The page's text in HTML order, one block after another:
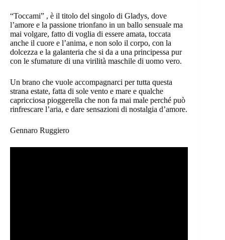
“Toccami” , è il titolo del singolo di Gladys, dove
l’amore e la passione trionfano in un ballo sensuale ma
mai volgare, fatto di voglia di essere amata, toccata
anche il cuore e l’anima, e non solo il corpo, con la
dolcezza e la galanteria che si da a una principessa pur
con le sfumature di una virilità maschile di uomo vero.
Un brano che vuole accompagnarci per tutta questa
strana estate, fatta di sole vento e mare e qualche
capricciosa pioggerella che non fa mai male perché può
rinfrescare l’aria, e dare sensazioni di nostalgia d’amore.
Gennaro Ruggiero